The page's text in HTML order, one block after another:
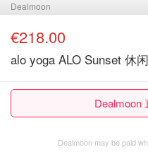
Dealmoon
€218.00
alo yoga ALO Sunset 休
Dealmoon
Dealmoon may be paid